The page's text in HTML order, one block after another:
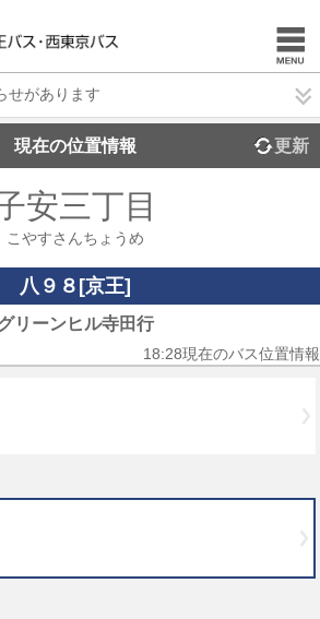
せがあります
現在の位置情報 更新
安三丁目
こやすさんちょうめ
八９８[京王]
リーンヒル寺田行
18:28現在のバス位置情報